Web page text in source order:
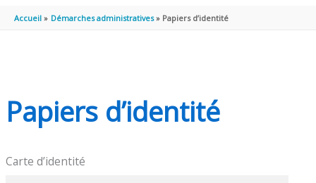
PRINCIPAL
Accueil Démarches administratives Papiers d’identité
Papiers d’identité
Carte d’identité